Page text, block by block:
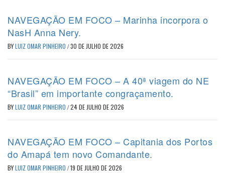
NAVEGAÇÃO EM FOCO – Marinha incorpora o
NasH Anna Nery.
BYLUIZ OMAR PINHEIRO /30 DE JULHO DE 2026
NAVEGAÇÃO EM FOCO – A 40ª viagem do NE
“Brasil” em importante congraçamento.
BYLUIZ OMAR PINHEIRO /24 DE JULHO DE 2026
NAVEGAÇÃO EM FOCO – Capitania dos Portos
do Amapá tem novo Comandante.
BYLUIZ OMAR PINHEIRO /19 DE JULHO DE 2026